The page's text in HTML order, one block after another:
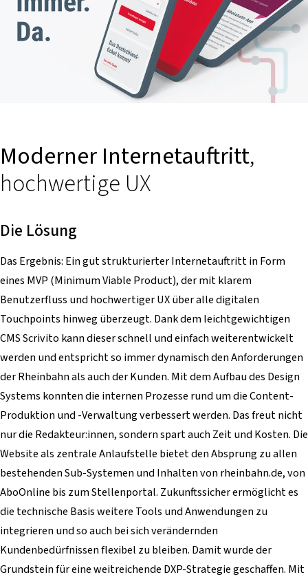
Moderner Internetauftritt,
hochwertige UX
Die Lösung
Das Ergebnis: Ein gut strukturierter Internetauftritt in Form
eines MVP (Minimum Viable Product), der mit klarem
Benutzerfluss und hochwertiger UX über alle digitalen
Touchpoints hinweg überzeugt. Dank dem leichtgewichtigen
CMS Scrivito kann dieser schnell und einfach weiterentwickelt
werden und entspricht so immer dynamisch den Anforderungen
der Rheinbahn als auch der Kunden. Mit dem Aufbau des Design
Systems konnten die internen Prozesse rund um die Content-
Produktion und -Verwaltung verbessert werden. Das freut nicht
nur die Redakteur:innen, sondern spart auch Zeit und Kosten. Die
Website als zentrale Anlaufstelle bietet den Absprung zu allen
bestehenden Sub-Systemen und Inhalten von rheinbahn.de, von
AboOnline bis zum Stellenportal. Zukunftssicher ermöglicht es
die technische Basis weitere Tools und Anwendungen zu
integrieren und so auch bei sich verändernden
Kundenbedürfnissen flexibel zu bleiben. Damit wurde der
Grundstein für eine weitreichende DXP-Strategie geschaffen. Mit